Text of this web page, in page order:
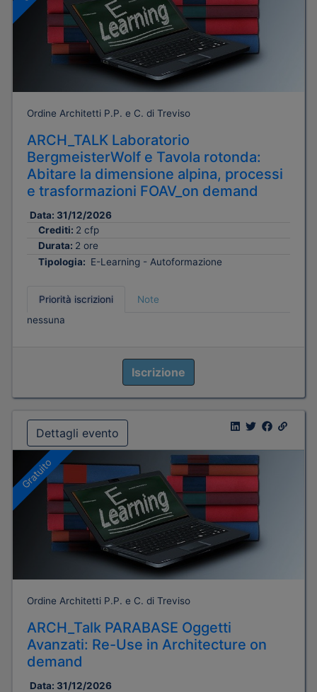
Ordine Architetti P.P. e C. di Treviso
ARCH_TALK Laboratorio
BergmeisterWolf e Tavola rotonda:
Abitare la dimensione alpina, processi
e trasformazioni FOAV_on demand
Data: 31/12/2026
Crediti: 2 cfp
Durata: 2 ore
Tipologia: E-Learning - Autoformazione
Priorità iscrizioni
Note
nessuna
Iscrizione
Dettagli evento
Gratuito
Ordine Architetti P.P. e C. di Treviso
ARCH_Talk PARABASE Oggetti
Avanzati: Re-Use in Architecture on
demand
Data: 31/12/2026